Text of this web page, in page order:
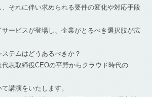
、それに伴い求められる要件の変化や対応手段
サービスが登場し、企業がとるべき選択肢が広
テムはどうあるべきか？
表取締役CEOの平野からクラウド時代の
講演をいたします。